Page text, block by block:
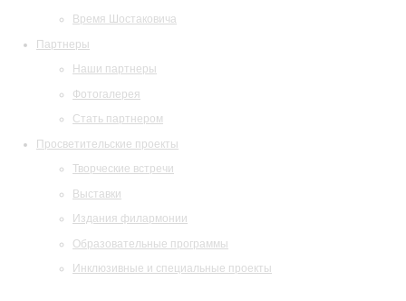
Время Шостаковича
Партнеры
Наши партнеры
Фотогалерея
Стать партнером
Просветительские проекты
Творческие встречи
Выставки
Издания филармонии
Образовательные программы
Инклюзивные и специальные проекты